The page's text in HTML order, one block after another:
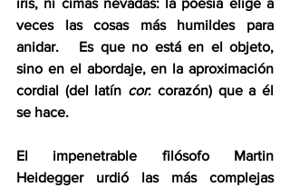
iris, ni cimas nevadas: la poesía elige a
veces las cosas más humildes para
anidar.   Es que no está en el objeto,
sino en el abordaje, en la aproximación
cordial (del latín cor: corazón) que a él
se hace.
El impenetrable filósofo Martin
Heidegger urdió las más complejas